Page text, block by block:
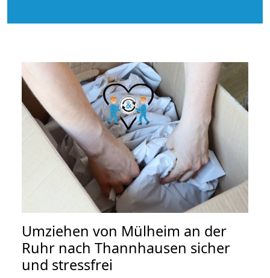
Umziehen von Mülheim an der
Ruhr nach Thannhausen sicher
und stressfrei